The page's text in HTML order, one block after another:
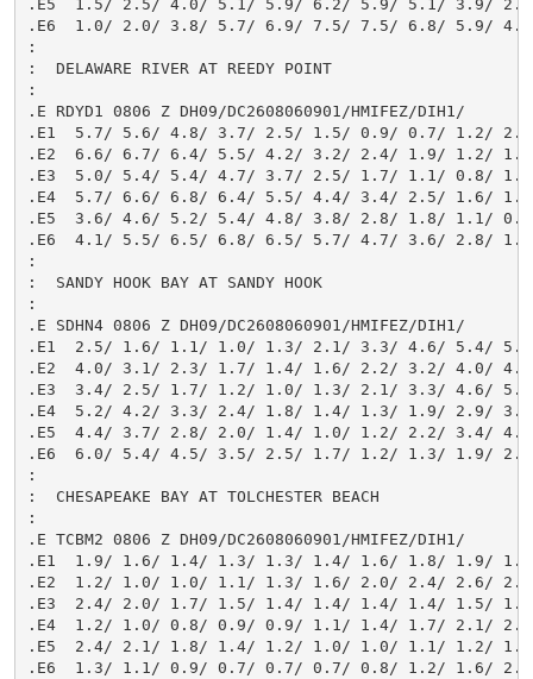
.E5  1.5/ 2.5/ 4.0/ 5.1/ 5.9/ 6.2/ 5.9/ 5.1/ 3.9/
.E6  1.0/ 2.0/ 3.8/ 5.7/ 6.9/ 7.5/ 7.5/ 6.8/ 5.9/
:
:  DELAWARE RIVER AT REEDY POINT
:
.E RDYD1 0806 Z DH09/DC2608060901/HMIFEZ/DIH1/
.E1  5.7/ 5.6/ 4.8/ 3.7/ 2.5/ 1.5/ 0.9/ 0.7/ 1.2/
.E2  6.6/ 6.7/ 6.4/ 5.5/ 4.2/ 3.2/ 2.4/ 1.9/ 1.2/
.E3  5.0/ 5.4/ 5.4/ 4.7/ 3.7/ 2.5/ 1.7/ 1.1/ 0.8/
.E4  5.7/ 6.6/ 6.8/ 6.4/ 5.5/ 4.4/ 3.4/ 2.5/ 1.6/
.E5  3.6/ 4.6/ 5.2/ 5.4/ 4.8/ 3.8/ 2.8/ 1.8/ 1.1/
.E6  4.1/ 5.5/ 6.5/ 6.8/ 6.5/ 5.7/ 4.7/ 3.6/ 2.8/
:
:  SANDY HOOK BAY AT SANDY HOOK
:
.E SDHN4 0806 Z DH09/DC2608060901/HMIFEZ/DIH1/
.E1  2.5/ 1.6/ 1.1/ 1.0/ 1.3/ 2.1/ 3.3/ 4.6/ 5.4/
.E2  4.0/ 3.1/ 2.3/ 1.7/ 1.4/ 1.6/ 2.2/ 3.2/ 4.0/
.E3  3.4/ 2.5/ 1.7/ 1.2/ 1.0/ 1.3/ 2.1/ 3.3/ 4.6/
.E4  5.2/ 4.2/ 3.3/ 2.4/ 1.8/ 1.4/ 1.3/ 1.9/ 2.9/
.E5  4.4/ 3.7/ 2.8/ 2.0/ 1.4/ 1.0/ 1.2/ 2.2/ 3.4/
.E6  6.0/ 5.4/ 4.5/ 3.5/ 2.5/ 1.7/ 1.2/ 1.3/ 1.9/
:
:  CHESAPEAKE BAY AT TOLCHESTER BEACH
:
.E TCBM2 0806 Z DH09/DC2608060901/HMIFEZ/DIH1/
.E1  1.9/ 1.6/ 1.4/ 1.3/ 1.3/ 1.4/ 1.6/ 1.8/ 1.9/
.E2  1.2/ 1.0/ 1.0/ 1.1/ 1.3/ 1.6/ 2.0/ 2.4/ 2.6/
.E3  2.4/ 2.0/ 1.7/ 1.5/ 1.4/ 1.4/ 1.4/ 1.4/ 1.5/
.E4  1.2/ 1.0/ 0.8/ 0.9/ 0.9/ 1.1/ 1.4/ 1.7/ 2.1/
.E5  2.4/ 2.1/ 1.8/ 1.4/ 1.2/ 1.0/ 1.0/ 1.1/ 1.2/
.E6  1.3/ 1.1/ 0.9/ 0.7/ 0.7/ 0.7/ 0.8/ 1.2/ 1.6/